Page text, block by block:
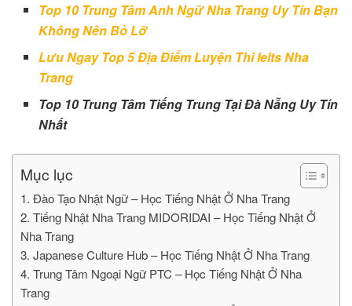
Top 10 Trung Tâm Anh Ngữ Nha Trang Uy Tín Bạn
Không Nên Bỏ Lỡ
Lưu Ngay Top 5 Địa Điểm Luyện Thi Ielts Nha
Trang
Top 10 Trung Tâm Tiếng Trung Tại Đà Nẵng Uy Tín
Nhất
Mục lục
1. Đào Tạo Nhật Ngữ – Học Tiếng Nhật Ở Nha Trang
2. Tiếng Nhật Nha Trang MIDORIDAI – Học Tiếng Nhật Ở
Nha Trang
3. Japanese Culture Hub – Học Tiếng Nhật Ở Nha Trang
4. Trung Tâm Ngoại Ngữ PTC – Học Tiếng Nhật Ở Nha
Trang